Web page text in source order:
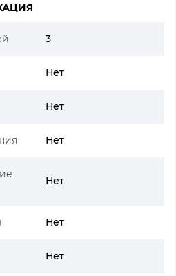
3
Нет
Нет
Нет
Нет
Нет
Нет